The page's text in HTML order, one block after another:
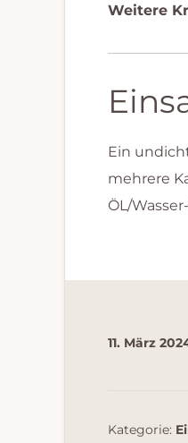
Weitere
Ein
mehrere
ÖL/
11. März
Kategorie: